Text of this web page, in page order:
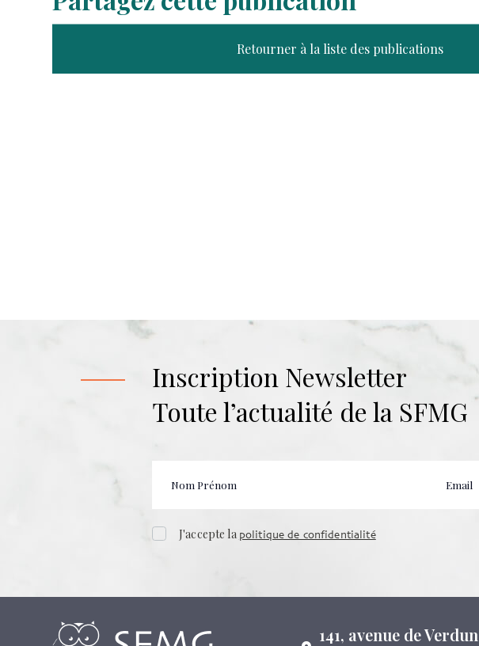
Retourner à la liste des publications
Inscription Newsletter
Toute l’actualité de la SFMG
J'accepte lapolitique de confidentialité
141, avenue de Verdun